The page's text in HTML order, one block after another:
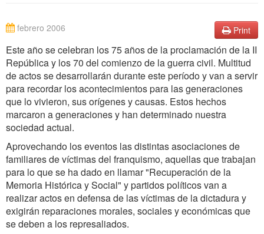
Print
febrero 2006
Este año se celebran los 75 años de la proclamación de la II
República y los 70 del comienzo de la guerra civil. Multitud
de actos se desarrollarán durante este período y van a servir
para recordar los acontecimientos para las generaciones
que lo vivieron, sus orígenes y causas. Estos hechos
marcaron a generaciones y han determinado nuestra
sociedad actual.
Aprovechando los eventos las distintas asociaciones de
familiares de víctimas del franquismo, aquellas que trabajan
para lo que se ha dado en llamar "Recuperación de la
Memoria Histórica y Social" y partidos políticos van a
realizar actos en defensa de las víctimas de la dictadura y
exigirán reparaciones morales, sociales y económicas que
se deben a los represaliados.